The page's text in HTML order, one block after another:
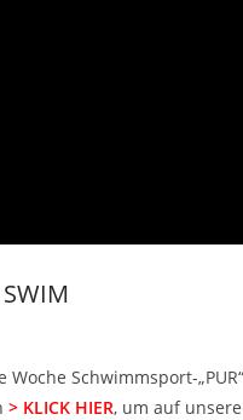
Schwimmsport-
> KLICK HIER, um auf